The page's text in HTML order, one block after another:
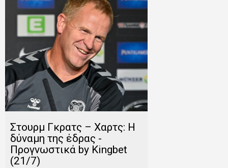
Στουρμ Γκρατς – Χαρτς: Η
δύναμη της έδρας -
Προγνωστικά by Kingbet
(21/7)